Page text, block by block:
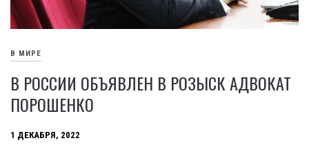
В МИРЕ
В РОССИИ ОБЪЯВЛЕН В РОЗЫСК АДВОКАТ
ПОРОШЕНКО
1 ДЕКАБРЯ, 2022